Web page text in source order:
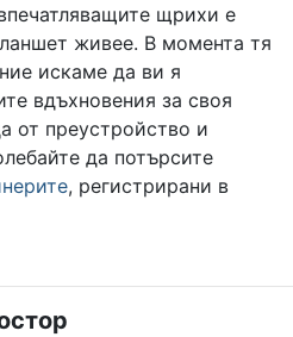
щрихи е
живее. В момента тя
искаме да ви я
вдъхновения за своя
от преустройство и
да потърсите
, регистрирани в